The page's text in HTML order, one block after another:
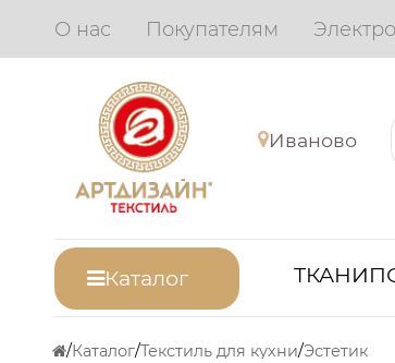
О нас Покупателям
Иваново
Каталог ТКАНИ
Каталог Текстиль для кухни Эстетик